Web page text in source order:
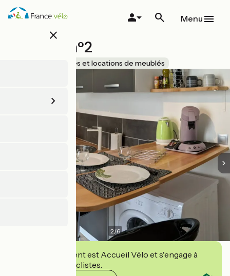
Aller
au
close
Menu
Meublé n°2
Gîtes et locations de meublés
2/6
Cet établissement est Accueil Vélo et s'engage à
accueillir des cyclistes.